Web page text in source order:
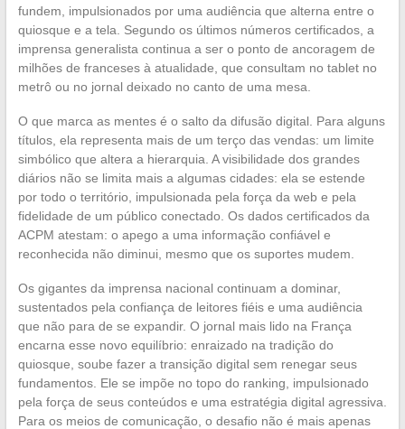
fundem, impulsionados por uma audiência que alterna entre o
quiosque e a tela. Segundo os últimos números certificados, a
imprensa generalista continua a ser o ponto de ancoragem de
milhões de franceses à atualidade, que consultam no tablet no
metrô ou no jornal deixado no canto de uma mesa.
O que marca as mentes é o salto da difusão digital. Para alguns
títulos, ela representa mais de um terço das vendas: um limite
simbólico que altera a hierarquia. A visibilidade dos grandes
diários não se limita mais a algumas cidades: ela se estende
por todo o território, impulsionada pela força da web e pela
fidelidade de um público conectado. Os dados certificados da
ACPM atestam: o apego a uma informação confiável e
reconhecida não diminui, mesmo que os suportes mudem.
Os gigantes da imprensa nacional continuam a dominar,
sustentados pela confiança de leitores fiéis e uma audiência
que não para de se expandir. O jornal mais lido na França
encarna esse novo equilíbrio: enraizado na tradição do
quiosque, soube fazer a transição digital sem renegar seus
fundamentos. Ele se impõe no topo do ranking, impulsionado
pela força de seus conteúdos e uma estratégia digital agressiva.
Para os meios de comunicação, o desafio não é mais apenas